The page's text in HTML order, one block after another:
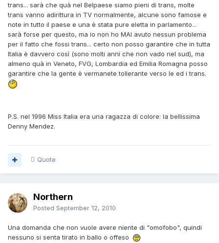
trans... sarà che quà nel Belpaese siamo pieni di trans, molte
trans vanno adirittura in TV normalmente, alcune sono famose e
note in tutto il paese e una è stata pure eletta in parlamento...
sarà forse per questo, ma io non ho MAI avuto nessun problema
per il fatto che fossi trans... certo non posso garantire che in tutta
Italia è davvero così (sono molti anni che non vado nel sud), ma
almeno quà in Veneto, FVG, Lombardia ed Emilia Romagna posso
garantire che la gente è vermanete tollerante verso le ed i trans.
P.S. nel 1996 Miss Italia era una ragazza di colore: la bellissima
Denny Mendez.
Quote
Northern
Posted September 12, 2010
Una domanda che non vuole avere niente di "omofobo", quindi
nessuno si senta tirato in ballo o offeso